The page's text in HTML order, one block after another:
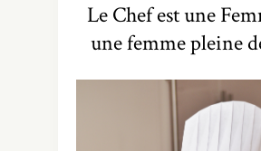
Le Chef est une
une femme pleine